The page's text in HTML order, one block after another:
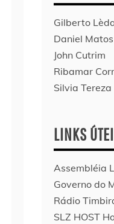
Gilberto
Daniel Matos
John Cutrim
Ribamar
Silvia Tereza
LINKS
Assembléia
Governo do
Rádio
SLZ HOST